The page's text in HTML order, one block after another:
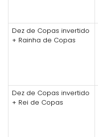
Dez de Copas invertido
+ Rainha de Copas
Dez de Copas invertido
+ Rei de Copas